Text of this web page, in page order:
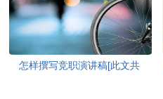
怎样撰写竞职演讲稿[此文共